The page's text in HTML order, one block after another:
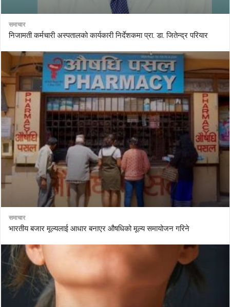
समाचार
निजामती कर्मचारी अस्पतालको कार्यकारी निर्देशकमा प्रा. डा. जितेन्द्र परियार
समाचार
भारतीय बजार मूल्यलाई आधार बनाएर औषधिको मूल्य समायोजन गरिने